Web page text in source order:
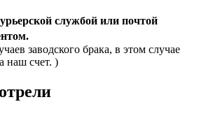
службой или почтой
заводского брака, в этом случае
наш счет. )